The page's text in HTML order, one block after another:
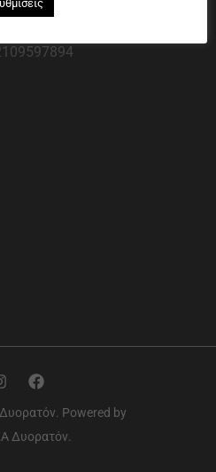
15, Αθήνα 176 72
Powered by
Δυορατόν.